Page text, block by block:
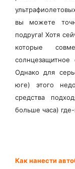
вы можете
подруга! Хотя
которые
Однако для
юге) этого
средства
больше часа)
Как нанести